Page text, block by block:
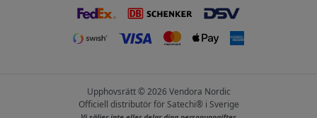
www.pipetto.se
Upphovsrätt © 2026 Vendora Nordic
Officiell distributör för Satechi® i Sverige